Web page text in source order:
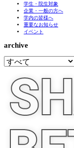
学生・院生対象
企業・一般の方へ
学内の皆様へ
重要なお知らせ
イベント
archive